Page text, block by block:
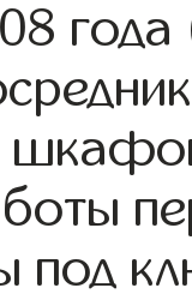
года